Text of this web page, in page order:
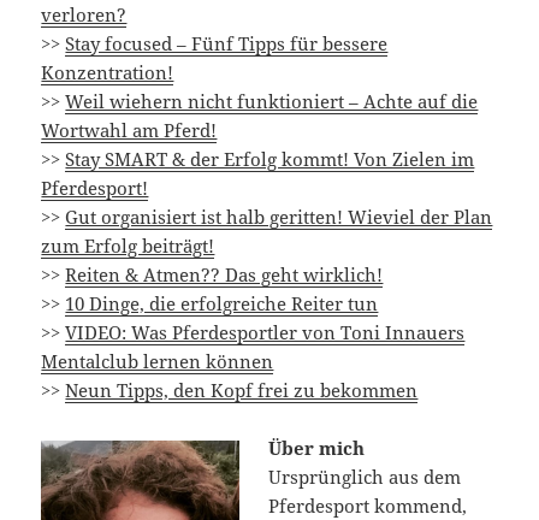
verloren?
>>Stay focused – Fünf Tipps für bessere
Konzentration!
>>Weil wiehern nicht funktioniert – Achte auf die
Wortwahl am Pferd!
>>Stay SMART & der Erfolg kommt! Von Zielen im
Pferdesport!
>>Gut organisiert ist halb geritten! Wieviel der Plan
zum Erfolg beiträgt!
>>Reiten & Atmen?? Das geht wirklich!
>> 10 Dinge, die erfolgreiche Reiter tun
>>VIDEO: Was Pferdesportler von Toni Innauers
Mentalclub lernen können
>>Neun Tipps, den Kopf frei zu bekommen
Über mich
Ursprünglich aus dem
Pferdesport kommend,